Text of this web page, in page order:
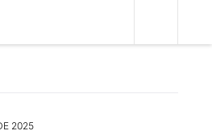
2025